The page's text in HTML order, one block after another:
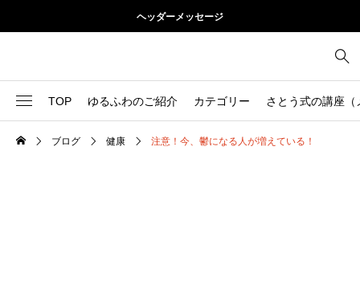
ヘッダーメッセージ
TOP ゆるふわのご紹介 カテゴリー さとう式の講座（
理論
ブログ 健康 注意！今、鬱になる人が増えている！